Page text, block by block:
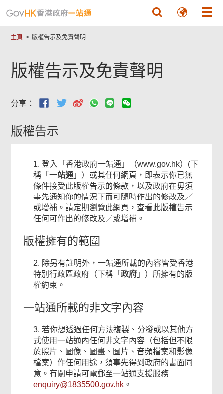
主頁 版權告示及免責聲明
版權告示及免責聲明
分享：
版權告示
1. 登入「香港政府一站通」（www.gov.hk）(下
稱「一站通 」）或其任何網頁，即表示你已無
條件接受此版權告示的條款，以及政府在毋須
事先通知你的情況下而可隨時作出的修改及／
或增補。請定期瀏覽此網頁，查看此版權告示
任何可作出的修改及／或增補。
版權擁有的範圍
2. 除另有註明外，一站通所載的內容皆受香港
特別行政區政府（下稱「政府 」）所擁有的版
權約束。
一站通所載的非文字內容
3. 若你想透過任何方法複製、分發或以其他方
式使用一站通內任何非文字內容（包括但不限
於照片、圖像、圖畫、圖片、音頻檔案和影像
檔案）作任何用途，須事先得到政府的書面同
意。有關申請可電郵至一站通支援服務
enquiry@1835500.gov.hk 。